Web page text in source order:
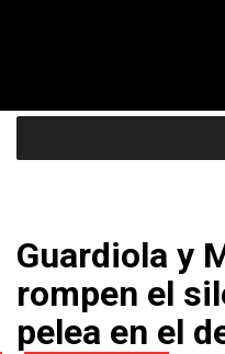
Guardiola y
rompen el
pelea en el